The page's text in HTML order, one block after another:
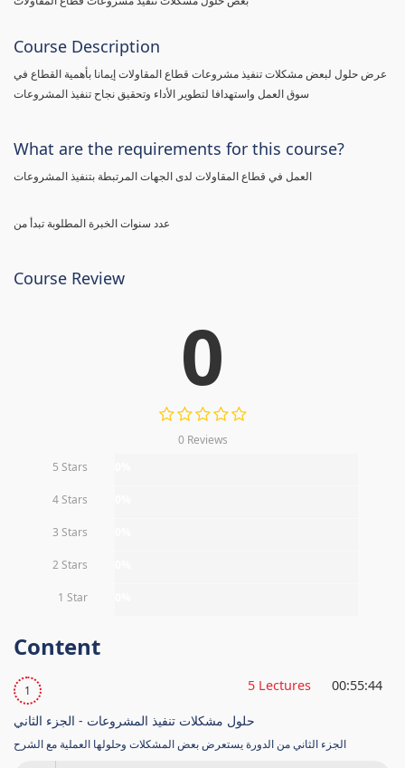
Course Description
عرض حلول لبعض مشكلات تنفيذ مشروعات قطاع المقاولات إيمانا بأهمية القطاع في
سوق العمل واستهدافا لتطوير الأداء وتحقيق نجاح تنفيذ المشروعات
What are the requirements for this course?
عدد سنوات الخبرة المطلوبة تبدأ من
Course Review
0
0 Reviews
5 Stars
4 Stars
3 Stars
2 Stars
1 Star
Content
1 5 Lectures 00:55:44
حلول مشكلات تنفيذ المشروعات - الجزء الثاني
الجزء الثاني من الدورة يستعرض بعض المشكلات وحلولها العملية مع الشرح